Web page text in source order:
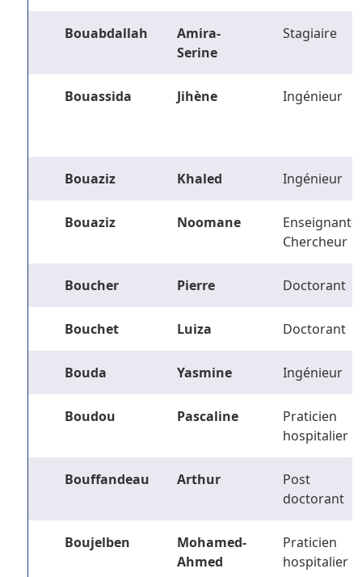
Bouabdallah
Amira-
Serine
Stagiaire
Bouassida Jihène Ingénieur
Bouaziz Khaled Ingénieur
Bouaziz Noomane
Enseignant-
Chercheur
Boucher Pierre Doctorant
Bouchet Luiza Doctorant
Bouda Yasmine Ingénieur
Boudou Pascaline
Praticien
hospitalier
Bouffandeau Arthur
Post
doctorant
Boujelben
Mohamed-
Ahmed
Praticien
hospitalier